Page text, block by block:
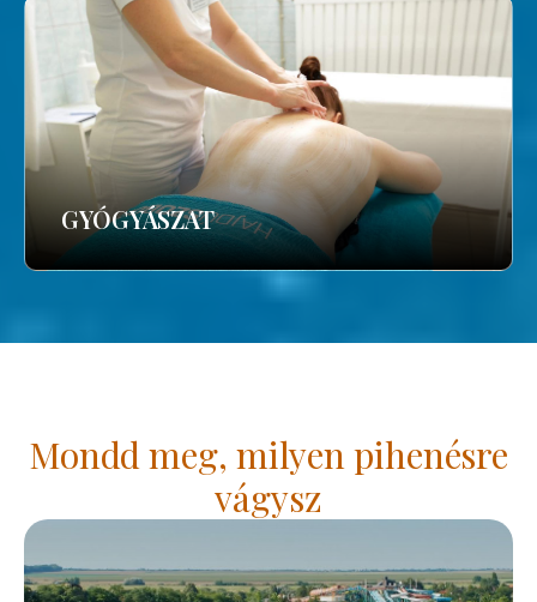
GYÓGYÁSZAT
Mondd meg, milyen pihenésre
vágysz